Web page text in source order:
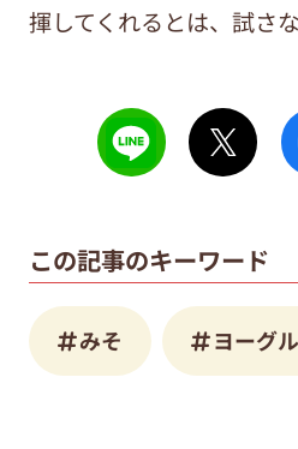
揮してくれるとは、試さ
この記事のキーワード
みそ ヨーグ